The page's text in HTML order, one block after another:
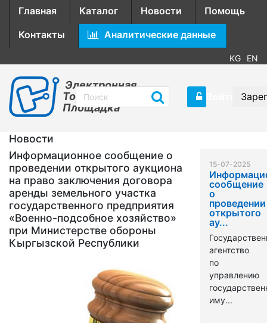
Главная Каталог Новости
Помощь
Контакты
Аналитические данные
KG EN
Электронная
Торговая
Площадка
Новости
Информационное сообщение о
проведении открытого аукциона
на право заключения договора
аренды земельного участка
государственного предприятия
«Военно-подсобное хозяйство»
при Министерстве обороны
Кыргызской Республики
15-07-2025
сообщение
о
проведении
открытого
ау...
агентство
по
управлению
иму...